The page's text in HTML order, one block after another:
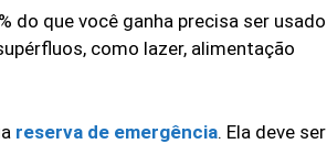
do que você ganha precisa ser usado
como lazer, alimentação
reserva de emergência. Ela deve ser